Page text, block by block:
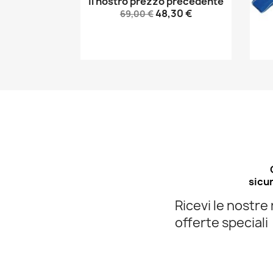
Anteprima
69,00 €48,30 €
Ricevi le nostre
offerte speciali